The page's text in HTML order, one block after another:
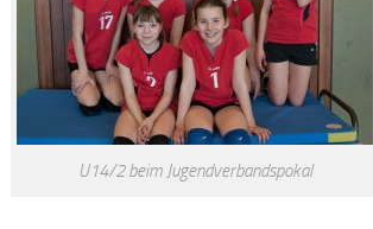
U14/2 beim Jugendverbandspokal